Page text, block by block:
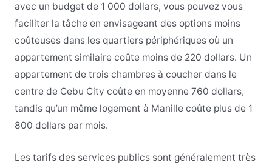
avec un budget de 1 000 dollars, vous pouvez vous
faciliter la tâche en envisageant des options moins
coûteuses dans les quartiers périphériques où un
appartement similaire coûte moins de 220 dollars. Un
appartement de trois chambres à coucher dans le
centre de Cebu City coûte en moyenne 760 dollars,
tandis qu’un même logement à Manille coûte plus de 1
800 dollars par mois.
Les tarifs des services publics sont généralement très